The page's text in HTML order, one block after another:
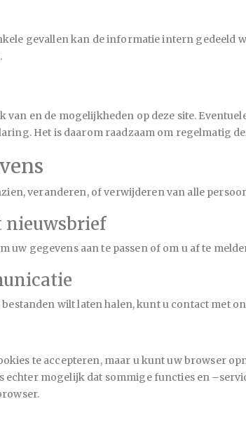
gevallen kan de informatie intern gedeeld
en de mogelijkheden op deze site.
Het is daarom raadzaam om regelmatig
veranderen, of verwijderen van alle
nieuwsbrief
gegevens aan te passen of om u af te
wilt laten halen, kunt u contact met
te accepteren, maar u kunt uw browser
mogelijk dat sommige functies en